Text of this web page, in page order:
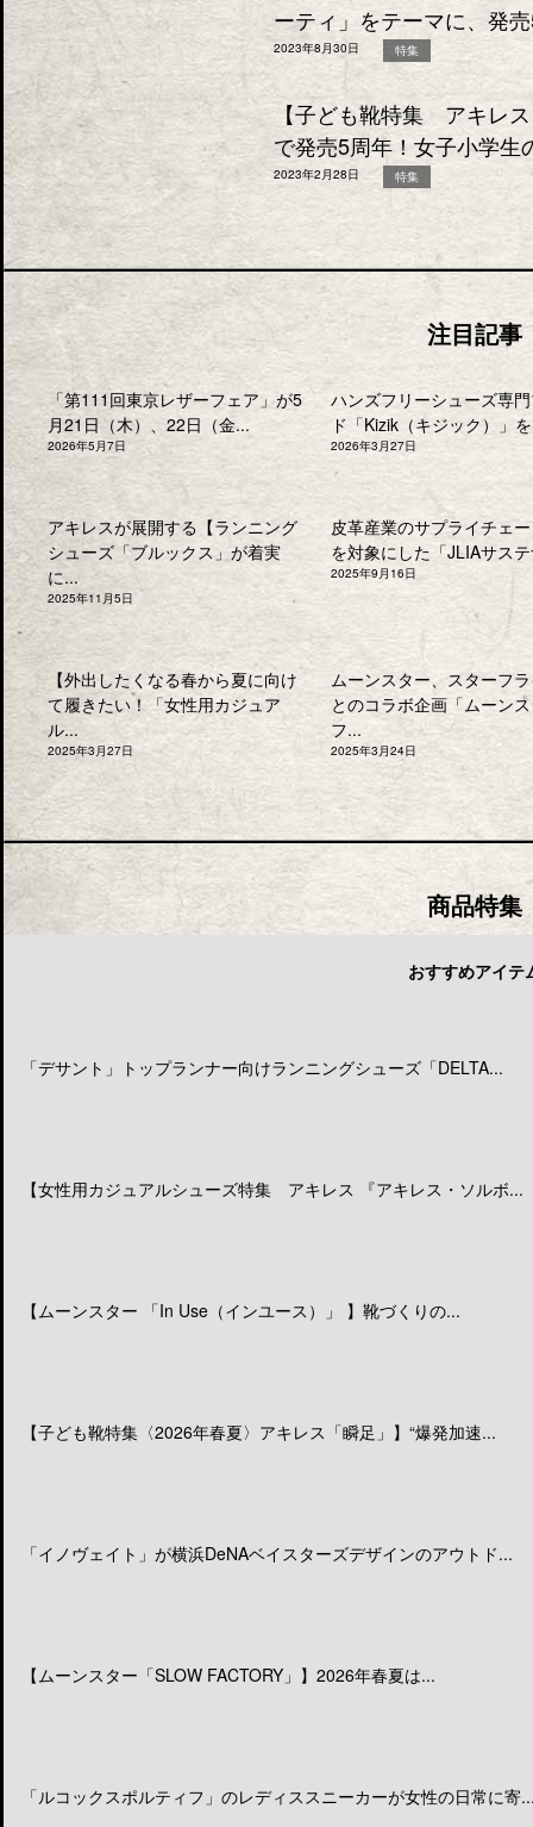
ーティ」をテーマに、発
2023年8月30日 特集
【子ども靴特集 アキレ
で発売5周年！女子小学生
2023年2月28日 特集
注目記事
「第111回東京レザーフェア」が5
月21日（木）、22日（金...
2026年5月7日
ハンズフリーシューズ専
ド「Kizik（キジック）」
2026年3月27日
アキレスが展開する【ランニング
シューズ「ブルックス」が着実
に...
2025年11月5日
皮革産業のサプライチェ
を対象にした「JLIAサス
2025年9月16日
【外出したくなる春から夏に向け
て履きたい！「女性用カジュア
ル...
2025年3月27日
ムーンスター、スターフ
とのコラボ企画「ムーン
フ...
2025年3月24日
商品特集
おすすめアイテ
「デサント」トップランナー向けランニングシューズ「DELTA...
【女性用カジュアルシューズ特集 アキレス 『アキレス・ソルボ...
【ムーンスター 「In Use（インユース）」 】靴づくりの...
【子ども靴特集〈2026年春夏〉アキレス「瞬足」】“爆発加速...
「イノヴェイト」が横浜DeNAベイスターズデザインのアウトド...
【ムーンスター「SLOW FACTORY」】2026年春夏は...
「ルコックスポルティフ」のレディススニーカーが女性の日常に寄